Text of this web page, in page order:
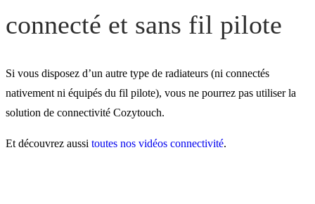
connecté et sans fil pilote
Si vous disposez d’un autre type de radiateurs (ni connectés
nativement ni équipés du fil pilote), vous ne pourrez pas utiliser la
solution de connectivité Cozytouch.
Et découvrez aussi toutes nos vidéos connectivité.